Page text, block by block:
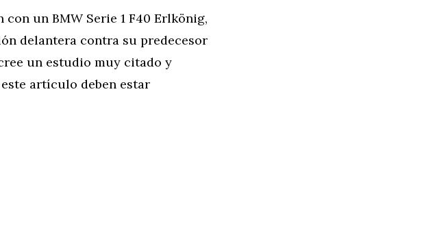
un BMW Serie 1 F40 Erlkönig,
delantera contra su predecesor
un estudio muy citado y
artículo deben estar